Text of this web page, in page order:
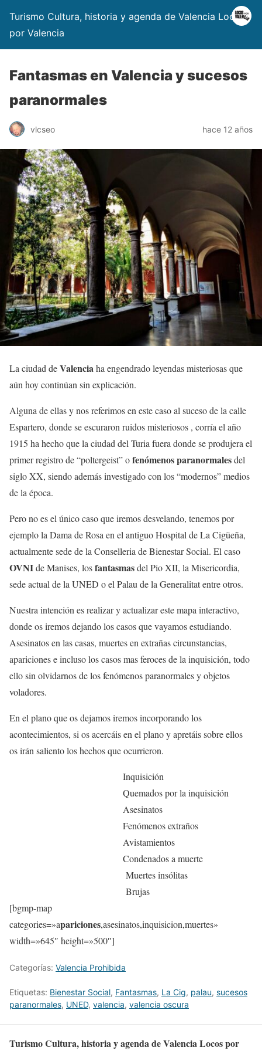
Turismo Cultura, historia y agenda de Valencia Locos
por Valencia
Fantasmas en Valencia y sucesos
paranormales
vlcseo hace 12 años
La ciudad deValenciaha engendrado leyendas misteriosas que
aún hoy continúan sin explicación.
Alguna de ellas y nos referimos en este caso al suceso de la calle
Espartero, donde se escuraron ruidos misteriosos , corría el año
1915 ha hecho que la ciudad del Turia fuera donde se produjera el
primer registro de “poltergeist” ofenómenos paranormalesdel
siglo XX, siendo además investigado con los “modernos” medios
de la época.
Pero no es el único caso que iremos desvelando, tenemos por
ejemplo la Dama de Rosa en el antiguo Hospital de La Cigüeña,
actualmente sede de la Conselleria de Bienestar Social. El caso
OVNIde Manises, losfantasmasdel Pio XII, la Misericordia,
sede actual de la UNED o el Palau de la Generalitat entre otros.
Nuestra intención es realizar y actualizar este mapa interactivo,
donde os iremos dejando los casos que vayamos estudiando.
Asesinatos en las casas, muertes en extrañas circunstancias,
apariciones e incluso los casos mas feroces de la inquisición, todo
ello sin olvidarnos de los fenómenos paranormales y objetos
voladores.
En el plano que os dejamos iremos incorporando los
acontecimientos, si os acercáis en el plano y apretáis sobre ellos
os irán saliento los hechos que ocurrieron.
Inquisición
Quemados por la inquisición
Asesinatos
Fenómenos extraños
Avistamientos
Condenados a muerte
Muertes insólitas
Brujas
[bgmp-map
categories=»apariciones,asesinatos,inquisicion,muertes»
width=»645″ height=»500″]
Categorías: Valencia Prohibida
Etiquetas: Bienestar Social, Fantasmas, La Cig, palau, sucesos
paranormales, UNED, valencia, valencia oscura
Turismo Cultura, historia y agenda de Valencia Locos por